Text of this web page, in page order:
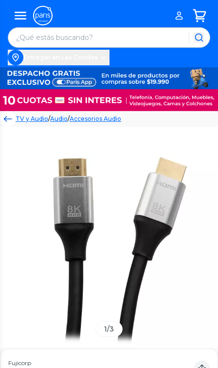
TV y Audio/Audio/Accesorios Audio
1/3
Fujicorp